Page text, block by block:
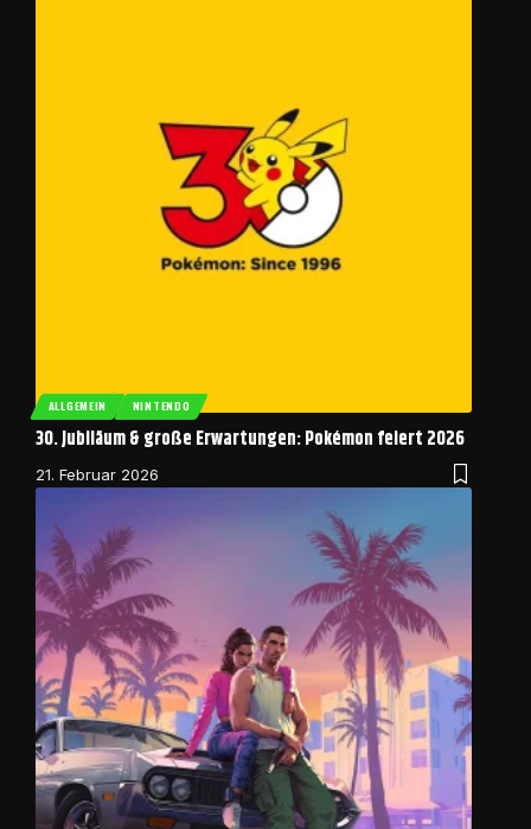
ALLGEMEIN NINTENDO
30. Jubiläum & große Erwartungen: Pokémon feiert 2026
21. Februar 2026